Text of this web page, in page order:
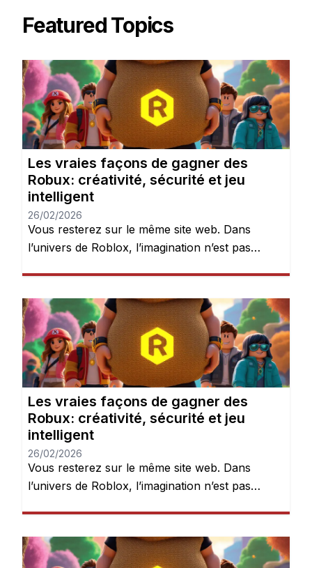
Featured Topics
Les vraies façons de gagner des
Robux: créativité, sécurité et jeu
intelligent
26/02/2026
Vous resterez sur le même site web. Dans
l’univers de Roblox, l’imagination n’est pas
connectent pour explorer des mondes, créer
des expériences et donner vie à leurs idées.
Mais après quelques heures de jeu, une chose
devient évidente : les Robux peuvent […]
Les vraies façons de gagner des
Robux: créativité, sécurité et jeu
intelligent
26/02/2026
Vous resterez sur le même site web. Dans
l’univers de Roblox, l’imagination n’est pas
connectent pour explorer des mondes, créer
des expériences et donner vie à leurs idées.